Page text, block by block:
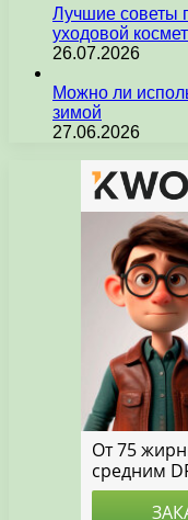
Лучшие советы
уходовой
26.07.2026
Можно ли
зимой
27.06.2026